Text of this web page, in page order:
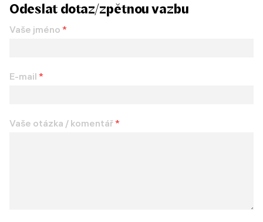
Odeslat dotaz/zpětnou vazbu
Vaše jméno *
E-mail *
Vaše otázka / komentář*